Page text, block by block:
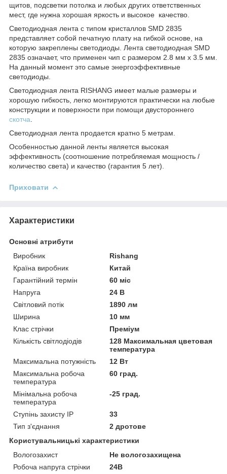
щитов, подсветки потолка и любых других ответственных
мест, где нужна хорошая яркость и высокое качество.
Светодиодная лента с типом кристаллов SMD 2835
представляет собой печатную плату на гибкой основе, на
которую закреплены светодиоды. Лента светодиодная SMD
2835 означает, что применен чип с размером 2.8 мм х 3.5 мм.
На данный момент это самые энергоэффективные
светодиоды.
Светодиодная лента RISHANG имеет малые размеры и
хорошую гибкость, легко монтируются практически на любые
конструкции и поверхности при помощи двустороннего
скотча
Светодиодная лента продается кратно 5 метрам.
Особенностью данной ленты является высокая
эффективность (соотношение потребляемая мощность /
количество света) и качество (гарантия 5 лет).
Приховати
Характеристики
Основні атрибути
Виробник
Rishang
Країна виробник
Китай
Гарантійний термін
60 міс
Напруга
24 В
Світловий потік
1890 лм
Ширина
10 мм
Клас стрічки
Преміум
Кількість світлодіодів
128 Максимальная цветовая
температура
Максимальна потужність
12 Вт
Максимальна робоча
температура
60 град.
Мінімальна робоча
температура
-25 град.
Ступінь захисту IP
33
Тип з'єднання
2 дротове
Користувальницькі характеристики
Вологозахист
Не вологозахищена
Робоча напруга стрічки
24В